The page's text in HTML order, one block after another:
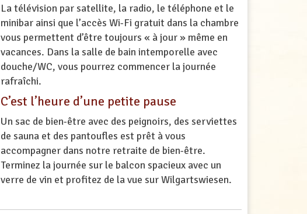
La télévision par satellite, la radio, le téléphone et le
minibar ainsi que l’accès Wi-Fi gratuit dans la chambre
vous permettent d’être toujours « à jour » même en
vacances. Dans la salle de bain intemporelle avec
douche/WC, vous pourrez commencer la journée
rafraîchi.
C’est l’heure d’une petite pause
Un sac de bien-être avec des peignoirs, des serviettes
de sauna et des pantoufles est prêt à vous
accompagner dans notre retraite de bien-être.
Terminez la journée sur le balcon spacieux avec un
verre de vin et profitez de la vue sur Wilgartswiesen.